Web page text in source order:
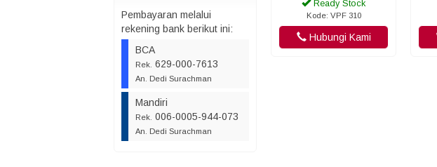
Pembayaran melalui
rekening bank berikut ini:
BCA
Rek. 629-000-7613
An. Dedi Surachman
Mandiri
Rek. 006-0005-944-073
An. Dedi Surachman
Ready Stock
Kode: VPF 310
Hubungi Kami